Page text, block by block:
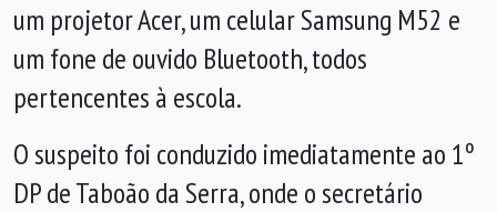
um projetor Acer, um celular Samsung M52 e
um fone de ouvido Bluetooth, todos
pertencentes à escola.
O suspeito foi conduzido imediatamente ao 1º
DP de Taboão da Serra, onde o secretário